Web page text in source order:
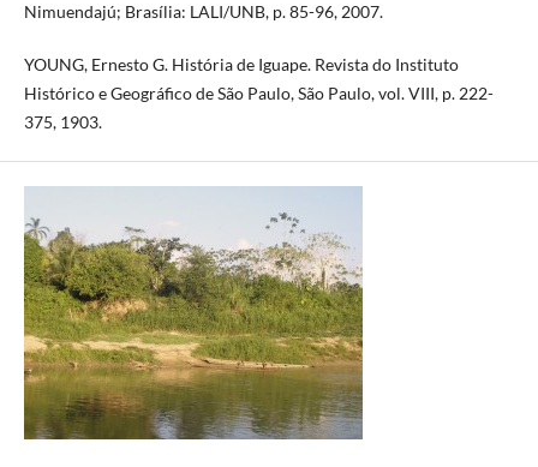
Nimuendajú; Brasília: LALI/UNB, p. 85-96, 2007.
YOUNG, Ernesto G. História de Iguape. Revista do Instituto
Histórico e Geográfico de São Paulo, São Paulo, vol. VIII, p. 222-
375, 1903.